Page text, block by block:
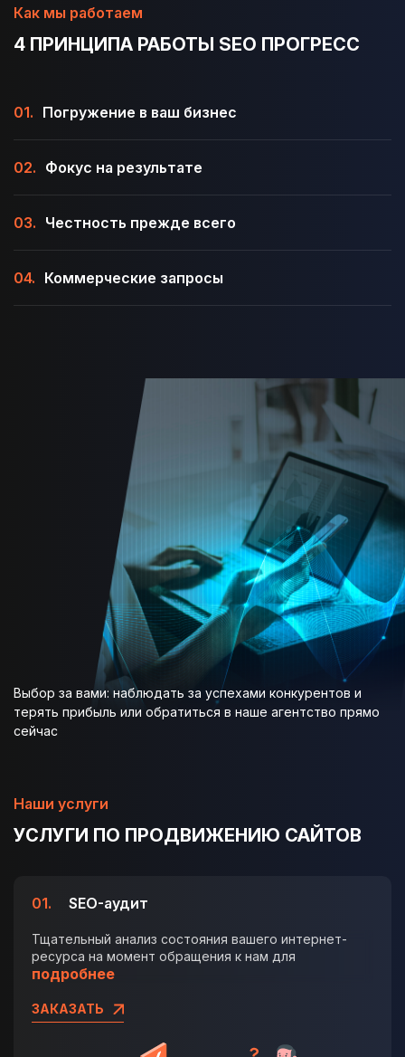
Как мы работаем
4 ПРИНЦИПА РАБОТЫ SEO ПРОГРЕСС
01. Погружение в ваш бизнес
02. Фокус на результате
03. Честность прежде всего
04. Коммерческие запросы
Выбор за вами: наблюдать за успехами конкурентов и
терять прибыль или обратиться в наше агентство прямо
сейчас
Наши услуги
УСЛУГИ ПО ПРОДВИЖЕНИЮ САЙТОВ
01. SEO-аудит
Тщательный анализ состояния вашего интернет-
ресурса на момент обращения к нам для
подробнее
ЗАКАЗАТЬ